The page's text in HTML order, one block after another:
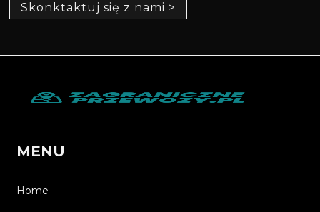
Skonktaktuj się z nami >
MENU
Home